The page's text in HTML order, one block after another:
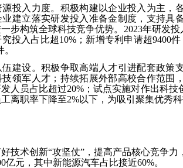
投入力度。积极构建以企业投入为主，
建立落实研发投入准备金制度，支持具
步构筑全球科技竞争优势。 2023年研发
投入占比超10%；新增专利申请超9400
建设。积极争取高端人才引进配套政策
领军人才；持续拓展外部高校合作范围
人员占比超过20%；试点实施对作出科
离职率下降至2%以下，为吸引聚集优秀
好技术创新“攻坚仗”，提高产品核心竞争
亿元，其中新能源汽车占比接近60%。